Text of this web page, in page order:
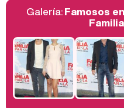
Galería:Famosos